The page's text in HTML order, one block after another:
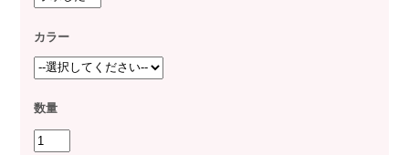
カラー
数量